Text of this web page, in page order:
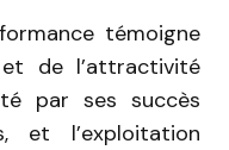
témoigne
de l’attractivité
par ses succès
et l’exploitation